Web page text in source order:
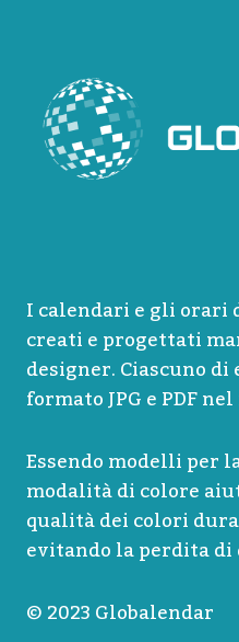
I calendari e gli orari
creati e progettati
designer. Ciascuno
formato JPG e PDF
Essendo modelli per
modalità di colore
qualità dei colori
evitando la perdita
© 2023 Globalendar